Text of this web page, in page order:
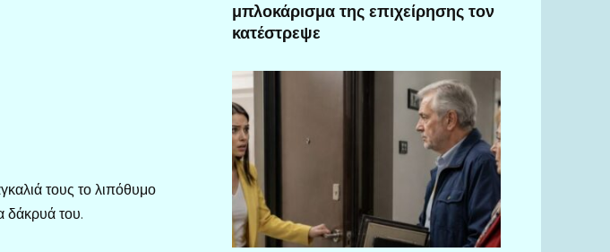
τους το λιπόθυμο
δάκρυά του.
μπλοκάρισμα της επιχείρησης τον
κατέστρεψε